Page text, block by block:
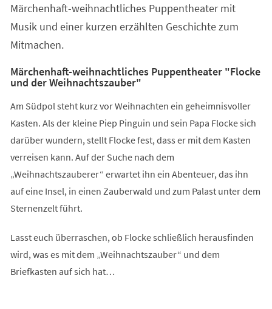
Märchenhaft-weihnachtliches Puppentheater mit
Musik und einer kurzen erzählten Geschichte zum
Mitmachen.
Märchenhaft-weihnachtliches Puppentheater "Flocke
und der Weihnachtszauber"
Am Südpol steht kurz vor Weihnachten ein geheimnisvoller
Kasten. Als der kleine Piep Pinguin und sein Papa Flocke sich
darüber wundern, stellt Flocke fest, dass er mit dem Kasten
verreisen kann. Auf der Suche nach dem
„Weihnachtszauberer“ erwartet ihn ein Abenteuer, das ihn
auf eine Insel, in einen Zauberwald und zum Palast unter dem
Sternenzelt führt.
Lasst euch überraschen, ob Flocke schließlich herausfinden
wird, was es mit dem „Weihnachtszauber“ und dem
Briefkasten auf sich hat…